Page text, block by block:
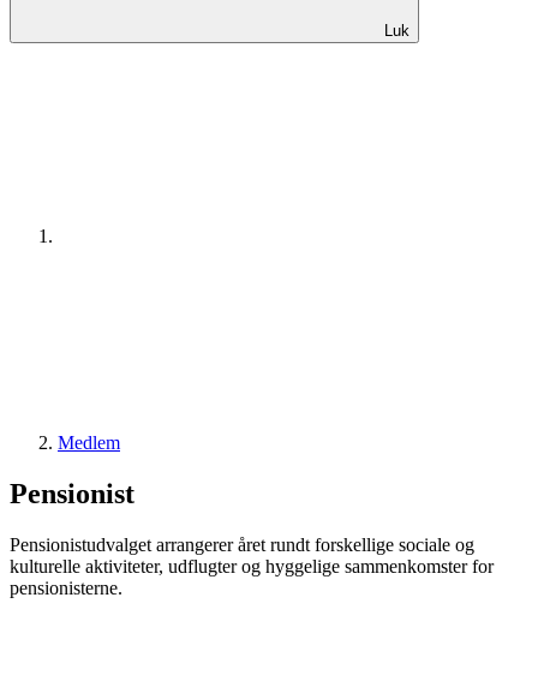
Luk
Medlem
Pensionist
Pensionistudvalget arrangerer året rundt forskellige sociale og
kulturelle aktiviteter, udflugter og hyggelige sammenkomster for
pensionisterne.